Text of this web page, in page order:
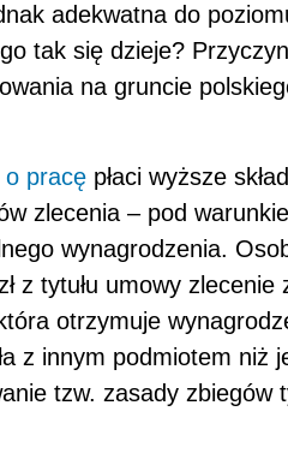
adekwatna do
tak się dzieje?
na gruncie
o pracę płaci wyższe
zlecenia – pod
wynagrodzenia.
z tytułu umowy zlecenie
otrzymuje
z innym podmiotem niż
tzw. zasady zbiegów